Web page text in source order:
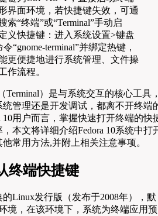
界面环境，若快捷键失效，可通
索“终端”或“Terminal”手动启
义快捷键：进入系统设置>键盘
“gnome-terminal”并绑定热键，
更便捷地进行系统管理、文件操
作流程。
Terminal）是与系统交互的核心工具
管理还是开发调试，都离不开终端
10用户而言，掌握快速打开终端的快
本文将详细介绍Fedora 10系统中打
常用方法,并附上相关注意事项。
终端快捷键
的Linux发行版（发布于2008年），默
境，在该环境下，系统为终端应用预